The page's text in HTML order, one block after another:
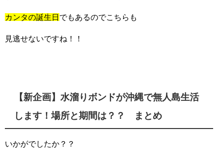
カンタの誕生日 でもあるのでこちらも
見逃せないですね！！
【新企画】水溜りボンドが沖縄で無人島生活
します！場所と期間は？？ まとめ
いかがでしたか？？